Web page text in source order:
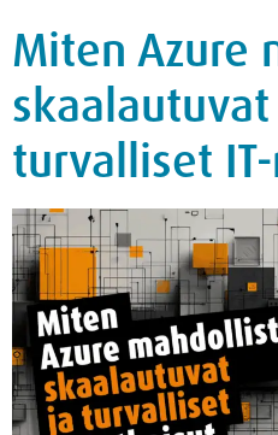
Miten Azure
turvalliset